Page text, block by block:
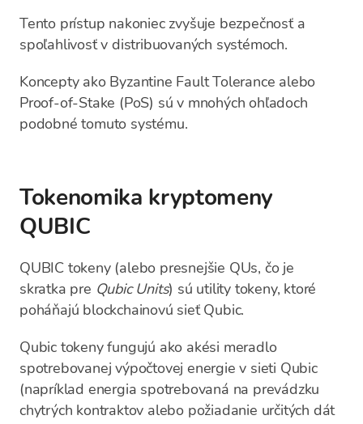
Tento prístup nakoniec zvyšuje bezpečnosť a
spoľahlivosť v distribuovaných systémoch.
Koncepty ako Byzantine Fault Tolerance alebo
Proof-of-Stake (PoS) sú v mnohých ohľadoch
podobné tomuto systému.
Tokenomika kryptomeny
QUBIC
QUBIC tokeny (alebo presnejšie QUs, čo je
skratka pre Qubic Units) sú utility tokeny, ktoré
poháňajú blockchainovú sieť Qubic.
Qubic tokeny fungujú ako akési meradlo
spotrebovanej výpočtovej energie v sieti Qubic
(napríklad energia spotrebovaná na prevádzku
chytrých kontraktov alebo požiadanie určitých dát